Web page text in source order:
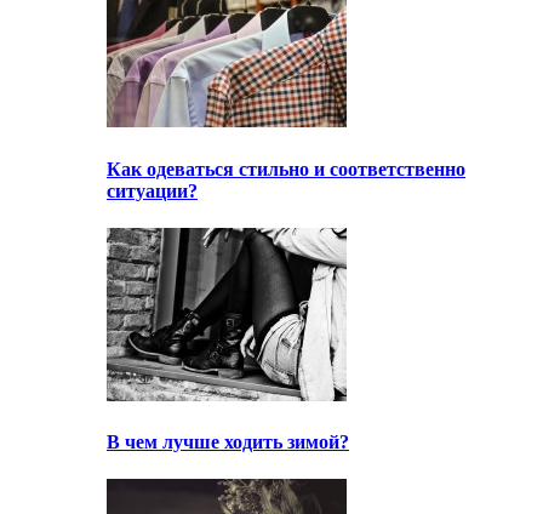
Как одеваться стильно и соответственно
ситуации?
В чем лучше ходить зимой?